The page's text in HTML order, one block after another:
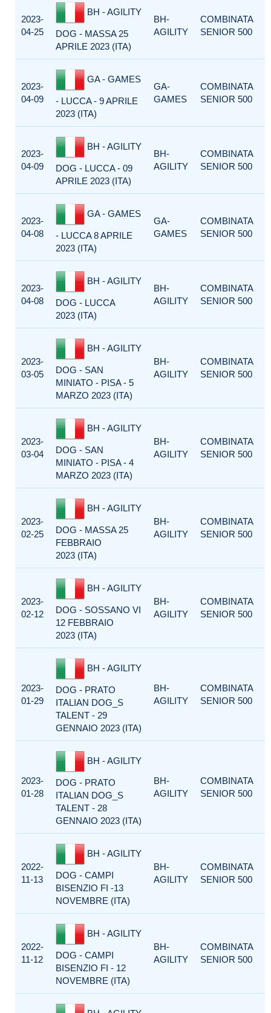
2023-
04-25
BH - AGILITY
DOG - MASSA 25
APRILE 2023 (ITA)
BH-
AGILITY
COMBINATA
SENIOR 500
2023-
04-09
GA - GAMES
- LUCCA - 9 APRILE
2023 (ITA)
GA-
GAMES
COMBINATA
SENIOR 500
2023-
04-09
BH - AGILITY
DOG - LUCCA - 09
APRILE 2023 (ITA)
BH-
AGILITY
COMBINATA
SENIOR 500
2023-
04-08
GA - GAMES
- LUCCA 8 APRILE
2023 (ITA)
GA-
GAMES
COMBINATA
SENIOR 500
2023-
04-08
BH - AGILITY
DOG - LUCCA
2023 (ITA)
BH-
AGILITY
COMBINATA
SENIOR 500
2023-
03-05
BH - AGILITY
DOG - SAN
MINIATO - PISA - 5
MARZO 2023 (ITA)
BH-
AGILITY
COMBINATA
SENIOR 500
2023-
03-04
BH - AGILITY
DOG - SAN
MINIATO - PISA - 4
MARZO 2023 (ITA)
BH-
AGILITY
COMBINATA
SENIOR 500
2023-
02-25
BH - AGILITY
DOG - MASSA 25
FEBBRAIO
2023 (ITA)
BH-
AGILITY
COMBINATA
SENIOR 500
2023-
02-12
BH - AGILITY
DOG - SOSSANO VI
12 FEBBRAIO
2023 (ITA)
BH-
AGILITY
COMBINATA
SENIOR 500
2023-
01-29
BH - AGILITY
DOG - PRATO
ITALIAN DOG_S
TALENT - 29
GENNAIO 2023 (ITA)
BH-
AGILITY
COMBINATA
SENIOR 500
2023-
01-28
BH - AGILITY
DOG - PRATO
ITALIAN DOG_S
TALENT - 28
GENNAIO 2023 (ITA)
BH-
AGILITY
COMBINATA
SENIOR 500
2022-
11-13
BH - AGILITY
DOG - CAMPI
BISENZIO FI -13
NOVEMBRE (ITA)
BH-
AGILITY
COMBINATA
SENIOR 500
2022-
11-12
BH - AGILITY
DOG - CAMPI
BISENZIO FI - 12
NOVEMBRE (ITA)
BH-
AGILITY
COMBINATA
SENIOR 500